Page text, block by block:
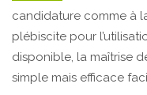
candidature comme à
plébiscite pour
disponible, la maîtrise
simple mais efficace